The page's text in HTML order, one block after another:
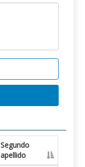
Segundo
apellido